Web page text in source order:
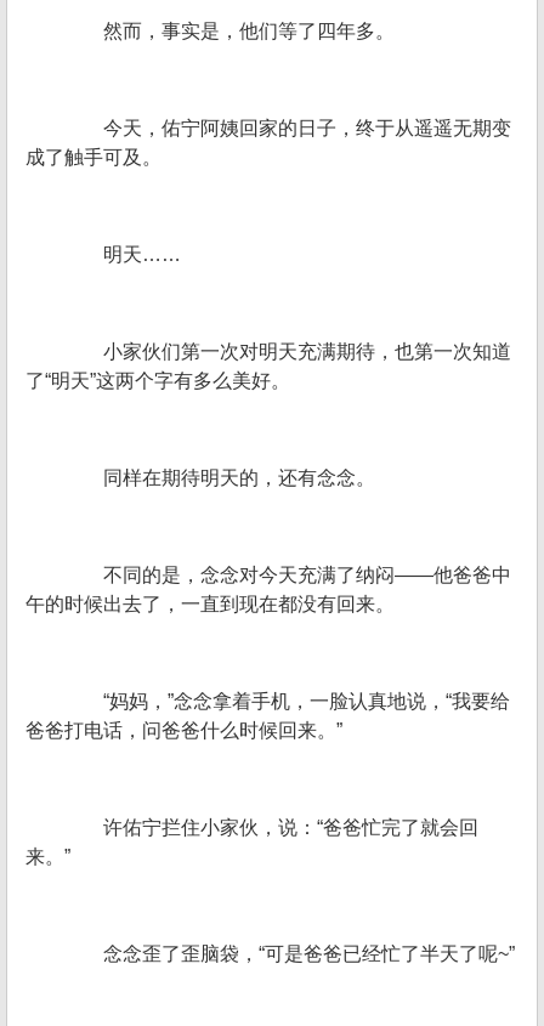
然而，事实是，他们等了四年多。
今天，佑宁阿姨回家的日子，终于从遥遥无期变
成了触手可及。
明天……
小家伙们第一次对明天充满期待，也第一次知道
了“明天”这两个字有多么美好。
同样在期待明天的，还有念念。
不同的是，念念对今天充满了纳闷——他爸爸中
午的时候出去了，一直到现在都没有回来。
“妈妈，”念念拿着手机，一脸认真地说，“我要给
爸爸打电话，问爸爸什么时候回来。”
许佑宁拦住小家伙，说：“爸爸忙完了就会回
来。”
念念歪了歪脑袋，“可是爸爸已经忙了半天了呢~”